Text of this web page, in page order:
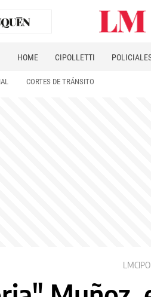
HOME CIPOLLETTI
CORTES DE TRÁNSITO